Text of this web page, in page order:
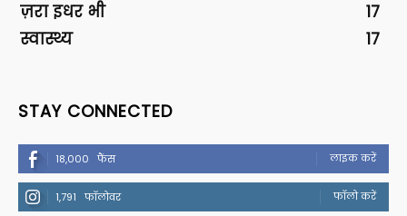
ज़रा इधर भी
17
स्वास्थ्य
17
STAY CONNECTED
18,000 फैंस लाइक करें
1,791 फॉलोवर फॉलो करें